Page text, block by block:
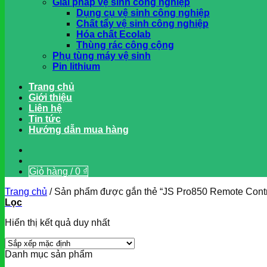
Giải pháp vệ sinh công nghiệp
Dụng cụ vệ sinh công nghiệp
Chất tẩy vệ sinh công nghiệp
Hóa chất Ecolab
Thùng rác công cộng
Phụ tùng máy vệ sinh
Pin lithium
Trang chủ
Giới thiệu
Liên hệ
Tin tức
Hướng dẫn mua hàng
Giỏ hàng /0 ₫
Trang chủ /Sản phẩm được gắn thẻ “JS Pro850 Remote
Lọc
Hiển thị kết quả duy nhất
Danh mục sản phẩm